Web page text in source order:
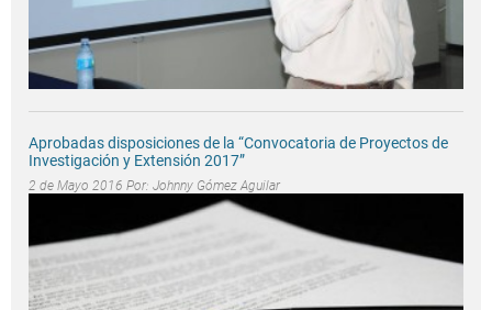
Aprobadas disposiciones de la “Convocatoria de Proyectos de
Investigación y Extensión 2017”
2 de Mayo 2016 Por: Johnny Gómez Aguilar